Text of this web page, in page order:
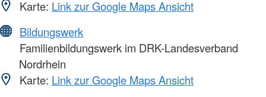
Karte: Link zur Google Maps Ansicht
Bildungswerk
Familienbildungswerk im DRK-Landesverband
Nordrhein
Karte: Link zur Google Maps Ansicht